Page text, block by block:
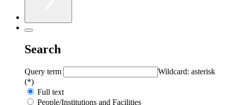
Search
Query term
Wildcard: asterisk
(*)
Full text
People/Institutions and Facilities